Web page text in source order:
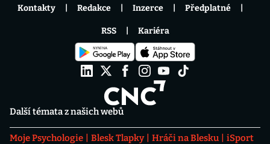
Další témata z našich webů
Moje Psychologie Blesk Tlapky Hráči na Blesku
iSport
Kontakty Redakce Inzerce Předplatné
RSS Kariéra